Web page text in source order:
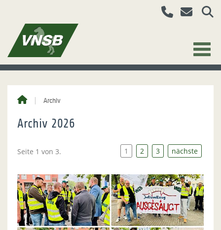
Archiv
Archiv 2026
Seite 1 von 3. 1 2 3 nächste